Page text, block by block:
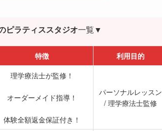
ピラティススタジオ一覧▼
特徴 利用目的
理学療法士が監修！
オーダーメイド指導！
体験全額返金保証付き！
パーソナルレッスン
/ 理学療法士監修